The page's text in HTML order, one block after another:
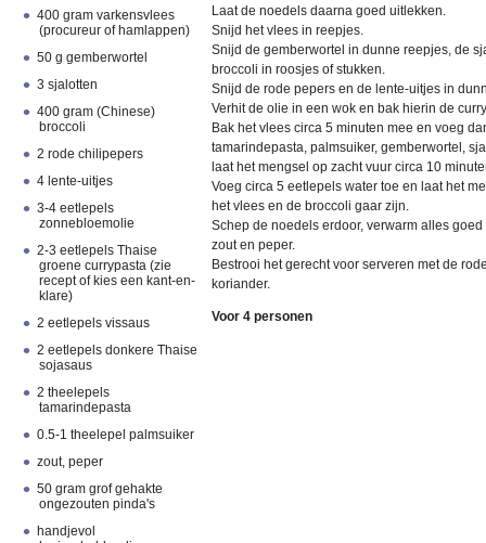
400 gram varkensvlees
(procureur of hamlappen)
50 g gemberwortel
3 sjalotten
400 gram (Chinese)
broccoli
2 rode chilipepers
4 lente-uitjes
3-4 eetlepels
zonnebloemolie
2-3 eetlepels Thaise
groene currypasta (zie
recept of kies een kant-en-
klare)
2 eetlepels vissaus
2 eetlepels donkere Thaise
sojasaus
2 theelepels
tamarindepasta
0.5-1 theelepel palmsuiker
zout, peper
50 gram grof gehakte
ongezouten pinda's
handjevol
Laat de noedels daarna goed uitlekken.
Snijd het vlees in reepjes.
Snijd de gemberwortel in dunne reepjes, de
broccoli in roosjes of stukken.
Snijd de rode pepers en de lente-uitjes in
Verhit de olie in een wok en bak hierin de
Bak het vlees circa 5 minuten mee en voeg
tamarindepasta, palmsuiker, gemberwortel,
laat het mengsel op zacht vuur circa 10
Voeg circa 5 eetlepels water toe en laat het
het vlees en de broccoli gaar zijn.
Schep de noedels erdoor, verwarm alles
zout en peper.
Bestrooi het gerecht voor serveren met de
koriander.
Voor 4 personen